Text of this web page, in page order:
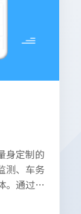
身定制的
测、车务
。通过